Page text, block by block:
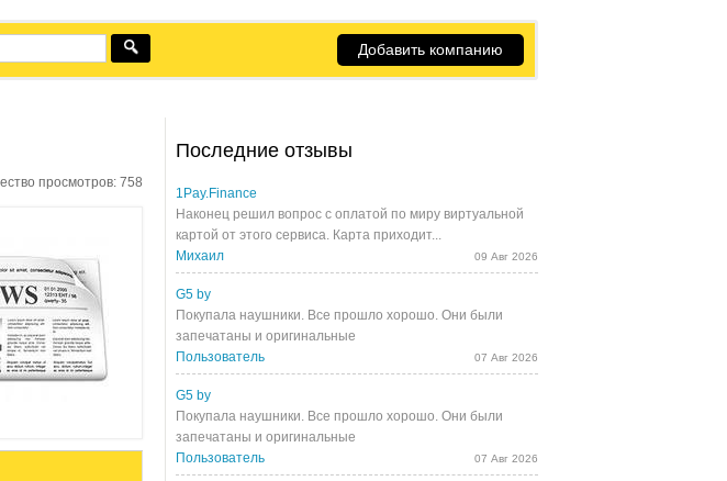
Добавить компанию
просмотров: 758
Последние отзывы
1Pay.Finance
Наконец решил вопрос с оплатой по миру виртуальной
картой от этого сервиса. Карта приходит...
Михаил
09 Авг 2026
G5 by
Покупала наушники. Все прошло хорошо. Они были
запечатаны и оригинальные
Пользователь
07 Авг 2026
G5 by
Покупала наушники. Все прошло хорошо. Они были
запечатаны и оригинальные
Пользователь
07 Авг 2026